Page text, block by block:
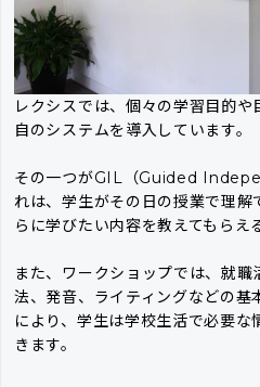
レクシスでは、個々の学習目的
自のシステムを導入しています。
その一つがGIL（Guided
れは、学生がその日の授業で理
らに学びたい内容を教えてもらえ
また、ワークショップでは、就
法、発音、ライティングなどの基
により、学生は学校生活で必要
きます。